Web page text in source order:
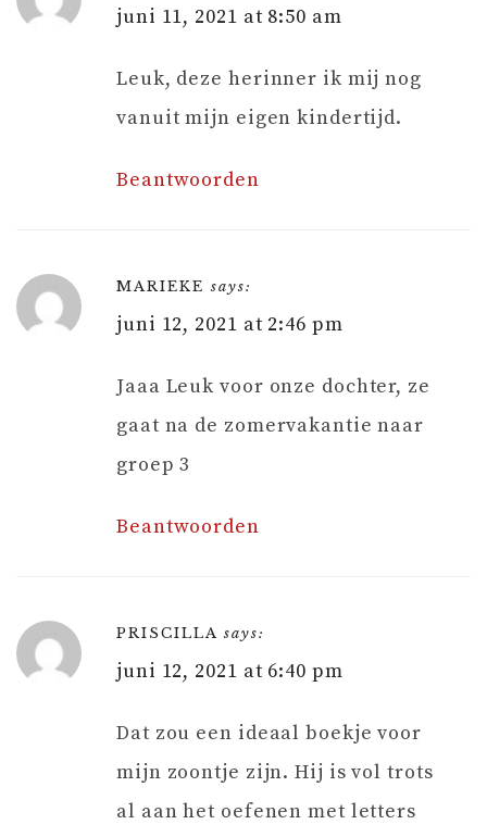
juni 11, 2021 at 8:50 am
Leuk, deze herinner ik mij nog
vanuit mijn eigen kindertijd.
Beantwoorden
MARIEKE says:
juni 12, 2021 at 2:46 pm
Jaaa Leuk voor onze dochter, ze
gaat na de zomervakantie naar
groep 3
Beantwoorden
PRISCILLA says:
juni 12, 2021 at 6:40 pm
Dat zou een ideaal boekje voor
mijn zoontje zijn. Hij is vol trots
al aan het oefenen met letters